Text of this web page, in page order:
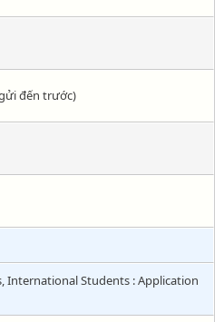
đến trước)
International Students : Application